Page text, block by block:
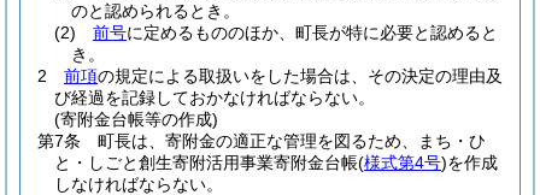
のと認められるとき。
(2)
前号に定めるもののほか、町長が特に必要と認めると
き。
2
前項の規定による取扱いをした場合は、その決定の理由及
び経過を記録しておかなければならない。
(寄附金台帳等の作成)
第7条
町長は、寄附金の適正な管理を図るため、まち・ひ
と・しごと創生寄附活用事業寄附金台帳(様式第4号)を作成
しなければならない。